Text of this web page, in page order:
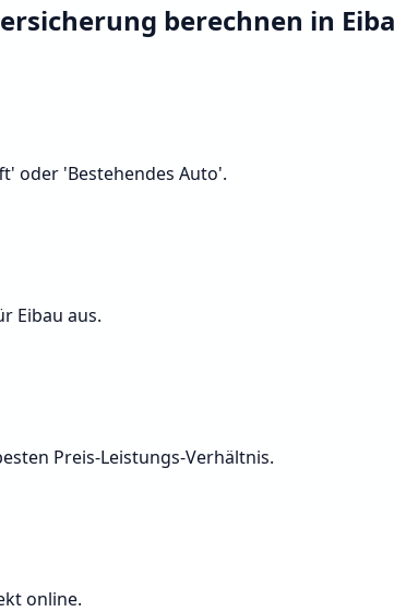
berechnen in
oder 'Bestehendes Auto'.
Eibau aus.
Preis-Leistungs-Verhältnis.
online.